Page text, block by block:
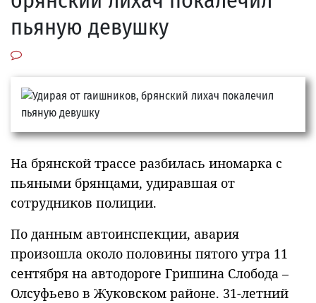
пьяную девушку
На брянской трассе разбилась иномарка с
пьяными брянцами, удиравшая от
сотрудников полиции.
По данным автоинспекции, авария
произошла около половины пятого утра 11
сентября на автодороге Гришина Слобода –
Олсуфьево в Жуковском районе. 31-летний